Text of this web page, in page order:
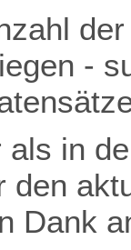
-
als in
den
Dank